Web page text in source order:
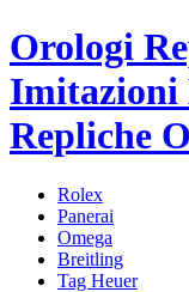
Orologi
Imitazioni
Repliche
Rolex
Panerai
Omega
Breitling
Tag Heuer